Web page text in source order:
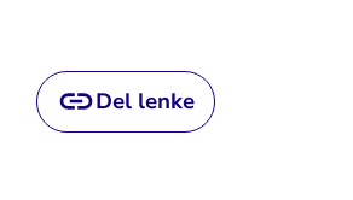
Del lenke